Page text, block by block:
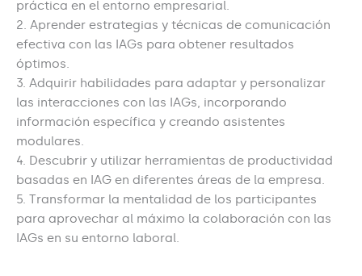
práctica en el entorno empresarial.
2. Aprender estrategias y técnicas de comunicación
efectiva con las IAGs para obtener resultados
óptimos.
3. Adquirir habilidades para adaptar y personalizar
las interacciones con las IAGs, incorporando
información específica y creando asistentes
modulares.
4. Descubrir y utilizar herramientas de productividad
basadas en IAG en diferentes áreas de la empresa.
5. Transformar la mentalidad de los participantes
para aprovechar al máximo la colaboración con las
IAGs en su entorno laboral.